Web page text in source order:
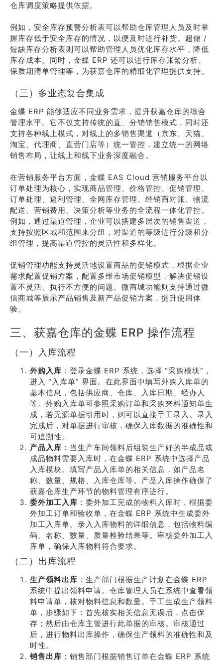
仓库调度策略提供依据。
例如，安全库存预警分析表可以帮助仓库管理人员及时掌
握库存低于安全库存的情况，以便及时进行补货。超储 /
短缺库存分析表则可以帮助管理人员优化库存水平，降低
库存成本。同时，金蝶 ERP 还可以进行库存账龄分析、
保质期清单管理等，为获嘉仓库的精细化管理提供支持。
（三）多业态复合集成
金蝶 ERP 能够适应不同业务需求，提升获嘉仓库的综合
管理水平。它不仅支持传统的直、分销销售模式，同时还
支持各种线上模式，对线上的多销售渠道（京东、天猫、
淘宝、代理商、直营门店等）统一管控，建立统一的网络
销售布局，让线上和线下业务深度融合。
在营销服务平台方面，金蝶 EAS Cloud 营销服务平台以
订单处理为核心，实现商品管理、价格管控、促销管理、
订单处理、返利管理、全网库存管理、经销商对账、物流
配送、营销费用、决策分析等业务的全流程一体化管控。
例如，通过渠道管理，企业可以搭建多层次的销售渠道，
支持按照区域和范围来分组，对渠道的等级进行分级和分
组管理，提高渠道管控的灵活性和多样化。
促销管理功能支持灵活地设置商品的促销模式，根据企业
需求配置促销方案，配置多维市场促销模型，解决促销设
置不灵活、执行不方便的问题。微商城功能则支持通过微
信商城等展示产品销售及新产品促销方案，提升使用体
验。
三、获嘉仓库的金蝶 ERP 操作流程
（一）入库流程
外购入库 ：登录金蝶 ERP 系统，选择 “采购模块”，
进入 “入库单” 界面。在此界面中填写外购入库单的
基本信息，包括供应商、仓库、入库日期、经办人
等。外购入库单可参照采购订单和采购来料通知单生
成，若无源单据引用时，则可以直接手工录入。录入
完成后，对单据进行审核，确保入库数据的准确性和
可追溯性。
产品入库 ：当生产车间领料后组装生产好的半成品或
成品物料需要入库时，在金蝶 ERP 系统中选择产品
入库模块。填写产品入库单的相关信息，如产品名
称、数量、规格、入库仓库等。产品入库操作确保了
获嘉仓库生产环节的物料管理有序进行。
委外加工入库 ：委外加工完成的物料入库时，根据委
外加工订单和验收单，在金蝶 ERP 系统中生成委外
加工入库单。录入入库物料的详细信息，包括物料编
码、名称、数量、质量检验结果等。审核委外加工入
库单，确保入库物料符合要求。
（二）出库流程
生产领料出库 ：生产部门根据生产计划在金蝶 ERP
系统中提出领料申请。仓库管理人员在系统中查看领
料申请单，核对物料信息和数量。手工生成生产领料
单，步骤如下：首先核实相关信息无误后，点击保
存；然后由仓库主管进行此单据的审核。审核通过
后，进行物料出库操作，确保生产领料的准确性和及
时性。
销售出库 ：销售部门根据销售订单在金蝶 ERP 系统